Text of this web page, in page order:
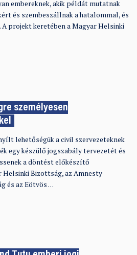
embereknek, akik példát mutatnak
és szembeszállnak a hatalommal, és
projekt keretében a Magyar Helsinki
személyesen
lehetőségük a civil szervezeteknek
egy készülő jogszabály tervezetét és
a döntést előkészítő
Helsinki Bizottság, az Amnesty
és az Eötvös …